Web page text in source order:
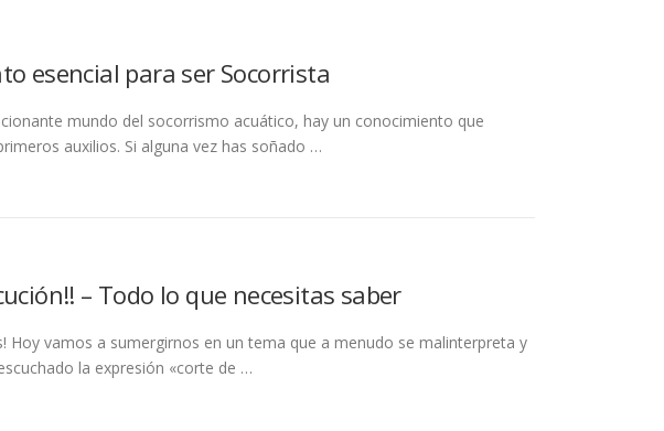
esencial para ser Socorrista
mundo del socorrismo acuático, hay un conocimiento que
auxilios. Si alguna vez has soñado …
– Todo lo que necesitas saber
Hoy vamos a sumergirnos en un tema que a menudo se malinterpreta y
la expresión «corte de …